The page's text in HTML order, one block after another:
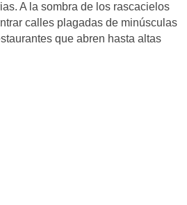
A la sombra de los rascacielos
calles plagadas de minúsculas
que abren hasta altas